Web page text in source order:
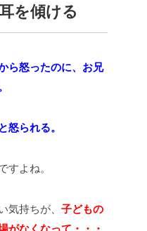
を傾ける
ら怒ったのに、お兄
怒られる。
すよね。
気持ちが、 子どもの
がなくなって・・・